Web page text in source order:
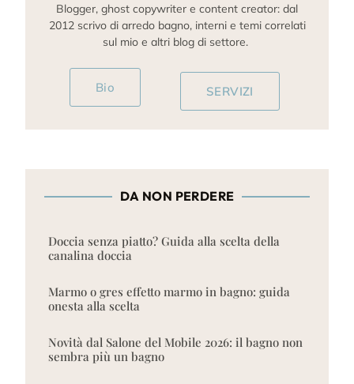
Blogger, ghost copywriter e content creator: dal
2012 scrivo di arredo bagno, interni e temi correlati
sul mio e altri blog di settore.
Bio SERVIZI
DA NON PERDERE
Doccia senza piatto? Guida alla scelta della
canalina doccia
Marmo o gres effetto marmo in bagno: guida
onesta alla scelta
Novità dal Salone del Mobile 2026: il bagno non
sembra più un bagno